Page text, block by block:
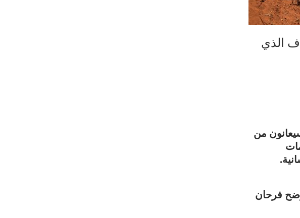
الذي
بحوالي 5.4 مليون شخص سيعانون من
أوضح فرحان